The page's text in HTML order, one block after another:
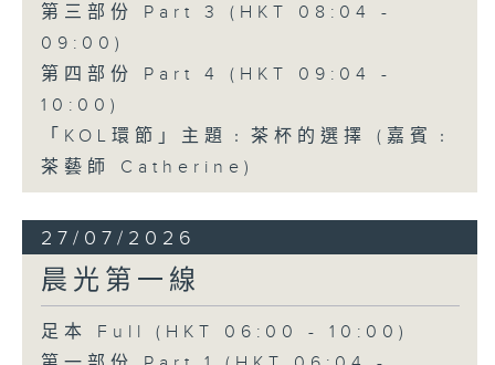
第三部份 Part 3 (HKT 08:04 -
09:00)
第四部份 Part 4 (HKT 09:04 -
10:00)
「KOL環節」主題﹕茶杯的選擇 (嘉賓﹕
茶藝師 Catherine)
27/07/2026
晨光第一線
足本 Full (HKT 06:00 - 10:00)